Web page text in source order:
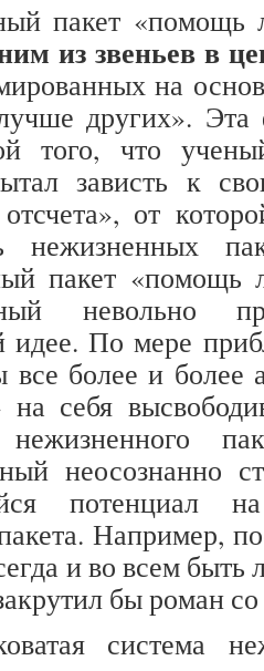
пакет
из звеньев в
на
других». Эта
того, что
зависть к
от
нежизненных
пакет
невольно
идее. По мере
все более и более
на себя
нежизненного
неосознанно
потенциал
Например,
и во всем быть
бы роман
система